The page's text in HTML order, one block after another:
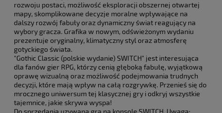
rozwoju postaci, możliwość eksploracji obszernej otwartej
mapy, skomplikowane decyzje moralne wpływające na
dalszy rozwój fabuły oraz dynamiczny świat reagujący na
wybory gracza. Grafika w nowym, odświeżonym wydaniu
prezentuje oryginalny, klimatyczny styl oraz atmosferę
gotyckiego świata.
"Gothic Classic (polskie wydanie) SWITCH" jest interesująca
dla fanów gier RPG, którzy cenią głęboką fabułę, wyjątkową
oprawę wizualną oraz możliwość podejmowania trudnych
decyzji, które mają wpływ na całą rozgrywkę. Przenieś się do
mrocznego uniwersum tej klasycznej gry i odkryj wszystkie
tajemnice, jakie skrywa wyspa!
Do sprzedania uzywana gra na konsole SWITCH. Uwaga: